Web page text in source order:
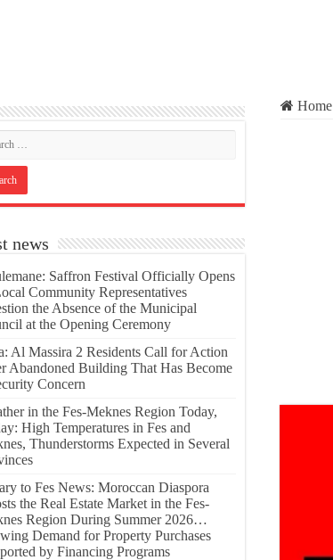
Home
news
Saffron Festival Officially Opens
Community Representatives
the Absence of the Municipal
at the Opening Ceremony
Al Massira 2 Residents Call for Action
Abandoned Building That Has Become
Concern
in the Fes-Meknes Region Today,
High Temperatures in Fes and
Thunderstorms Expected in Several
to Fes News: Moroccan Diaspora
the Real Estate Market in the Fes-
Region During Summer 2026…
Demand for Property Purchases
by Financing Programs